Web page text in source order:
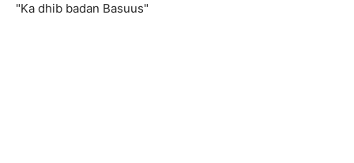
"Ka dhib badan Basuus"